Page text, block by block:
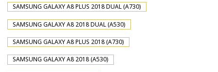
SAMSUNG GALAXY A8 PLUS 2018 DUAL (A730)
SAMSUNG GALAXY A8 2018 DUAL (A530)
SAMSUNG GALAXY A8 PLUS 2018 (A730)
SAMSUNG GALAXY A8 2018 (A530)